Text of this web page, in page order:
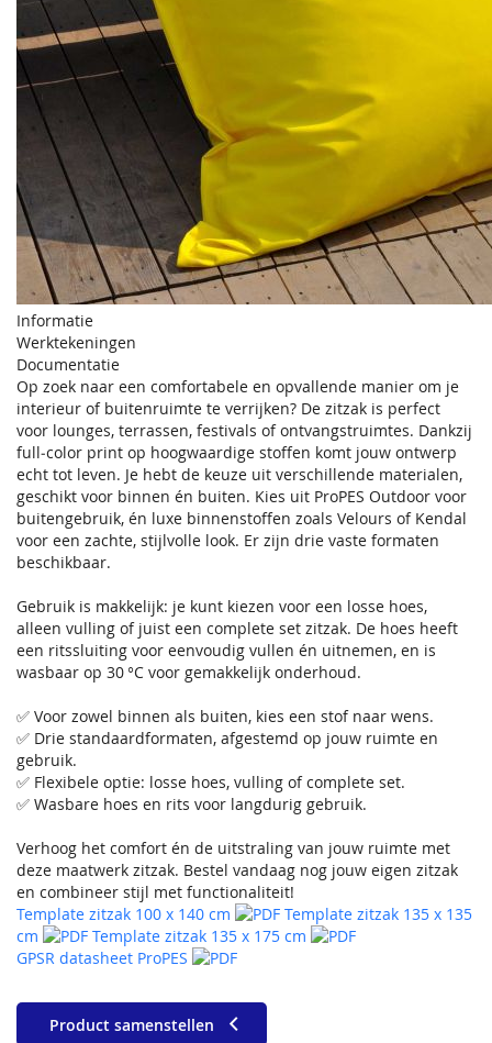
Informatie
Werktekeningen
Documentatie
Op zoek naar een comfortabele en opvallende manier om je
interieur of buitenruimte te verrijken? De zitzak is perfect
voor lounges, terrassen, festivals of ontvangstruimtes. Dankzij
full‑color print op hoogwaardige stoffen komt jouw ontwerp
echt tot leven. Je hebt de keuze uit verschillende materialen,
geschikt voor binnen én buiten. Kies uit ProPES Outdoor voor
buitengebruik, én luxe binnenstoffen zoals Velours of Kendal
voor een zachte, stijlvolle look. Er zijn drie vaste formaten
beschikbaar.
Gebruik is makkelijk: je kunt kiezen voor een losse hoes,
alleen vulling of juist een complete set zitzak. De hoes heeft
een ritssluiting voor eenvoudig vullen én uitnemen, en is
wasbaar op 30 °C voor gemakkelijk onderhoud.
✅ Voor zowel binnen als buiten, kies een stof naar wens.
✅ Drie standaardformaten, afgestemd op jouw ruimte en
gebruik.
✅ Flexibele optie: losse hoes, vulling of complete set.
✅ Wasbare hoes en rits voor langdurig gebruik.
Verhoog het comfort én de uitstraling van jouw ruimte met
deze maatwerk zitzak. Bestel vandaag nog jouw eigen zitzak
en combineer stijl met functionaliteit!
Template zitzak 100 x 140 cm
Template zitzak 135 x 135
cm
Template zitzak 135 x 175 cm
GPSR datasheet ProPES
Product samenstellen